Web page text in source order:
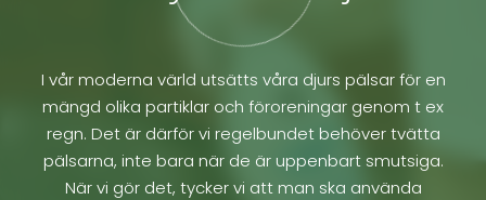
I vår moderna värld utsätts våra djurs pälsar för en
mängd olika partiklar och föroreningar genom t ex
regn. Det är därför vi regelbundet behöver tvätta
pälsarna, inte bara när de är uppenbart smutsiga.
När vi gör det, tycker vi att man ska använda